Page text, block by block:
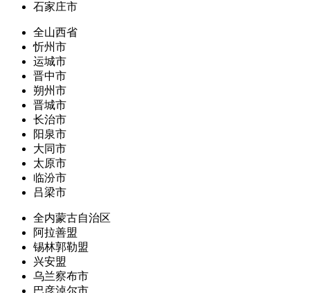
石家庄市
全山西省
忻州市
运城市
晋中市
朔州市
晋城市
长治市
阳泉市
大同市
太原市
临汾市
吕梁市
全内蒙古自治区
阿拉善盟
锡林郭勒盟
兴安盟
乌兰察布市
巴彦淖尔市